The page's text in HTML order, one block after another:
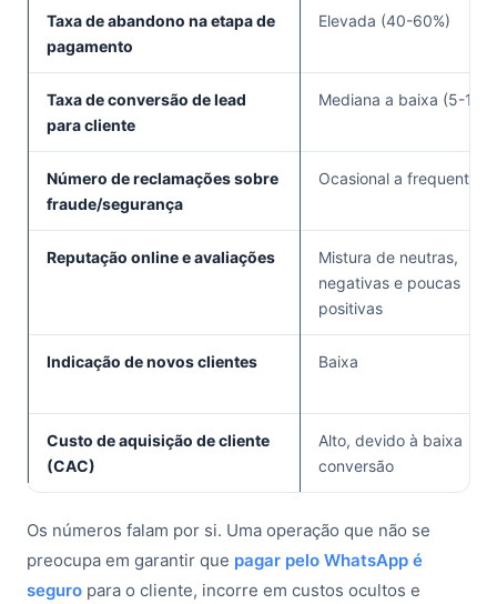
Taxa de abandono na etapa de
pagamento
Elevada (40-60%)
Taxa de conversão de lead
para cliente
Mediana a baixa (5-
Número de reclamações sobre
fraude/segurança
Ocasional a frequente
Reputação online e avaliações
Mistura de neutras,
negativas e poucas
positivas
Indicação de novos clientes Baixa
Custo de aquisição de cliente
(CAC)
Alto, devido à baixa
conversão
Os números falam por si. Uma operação que não se
preocupa em garantir que pagar pelo WhatsApp é
seguro para o cliente, incorre em custos ocultos e